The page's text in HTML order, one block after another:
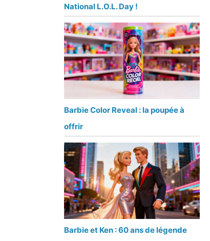
National L.O.L. Day !
Barbie Color Reveal : la poupée à
offrir
Barbie et Ken : 60 ans de légende